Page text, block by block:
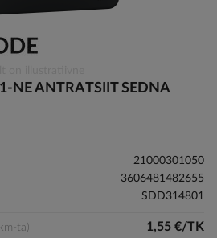
NE ANTRATSIIT SEDNA
21000301050
3606481482655
SDD314801
ta) 1,55 €/TK